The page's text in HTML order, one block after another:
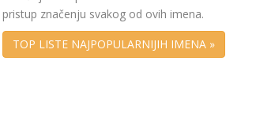
pristup značenju svakog od ovih imena.
TOP LISTE NAJPOPULARNIJIH IMENA »